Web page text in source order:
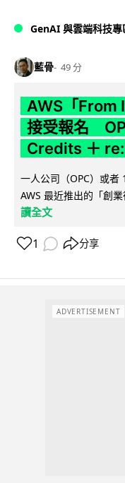
GenAI 與雲端科技專
藍骨 49 分
AWS「From
接受報名
Credits ＋
一人公司（OPC）或者
AWS 最近推出的「創
讀全文
1 分享
ADVERTISEMENT